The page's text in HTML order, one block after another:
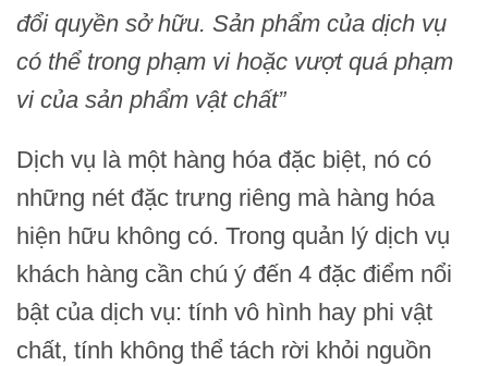
đổi quyền sở hữu. Sản phẩm của dịch vụ
có thể trong phạm vi hoặc vượt quá phạm
vi của sản phẩm vật chất”
Dịch vụ là một hàng hóa đặc biệt, nó có
những nét đặc trưng riêng mà hàng hóa
hiện hữu không có. Trong quản lý dịch vụ
khách hàng cần chú ý đến 4 đặc điểm nổi
bật của dịch vụ: tính vô hình hay phi vật
chất, tính không thể tách rời khỏi nguồn